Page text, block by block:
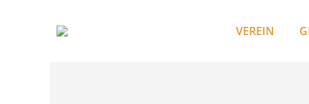
VEREIN